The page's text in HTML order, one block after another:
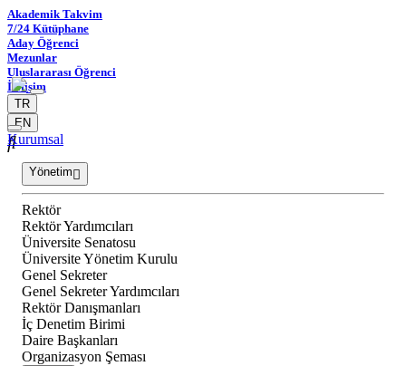
Akademik Takvim
7/24 Kütüphane
Aday Öğrenci
Mezunlar
Uluslararası Öğrenci
İletişim
TR
EN
Kurumsal
Yönetim
Rektör
Rektör Yardımcıları
Üniversite Senatosu
Üniversite Yönetim Kurulu
Genel Sekreter
Genel Sekreter Yardımcıları
Rektör Danışmanları
İç Denetim Birimi
Daire Başkanları
Organizasyon Şeması